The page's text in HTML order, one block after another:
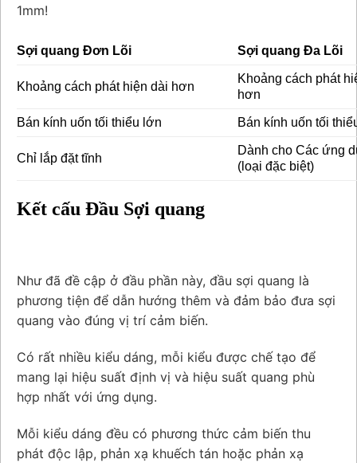
1mm!
Sợi quang Đơn Lõi Sợi quang Đa Lõi
Khoảng cách phát hiện dài hơn
Khoảng cách phát
hơn
Bán kính uốn tối thiểu lớn Bán kính uốn tối
Chỉ lắp đặt tĩnh
Dành cho Các ứng
(loại đặc biệt)
Kết cấu Đầu Sợi quang
Như đã đề cập ở đầu phần này, đầu sợi quang là
phương tiện để dẫn hướng thêm và đảm bảo đưa sợi
quang vào đúng vị trí cảm biến.
Có rất nhiều kiểu dáng, mỗi kiểu được chế tạo để
mang lại hiệu suất định vị và hiệu suất quang phù
hợp nhất với ứng dụng.
Mỗi kiểu dáng đều có phương thức cảm biến thu
phát độc lập, phản xạ khuếch tán hoặc phản xạ